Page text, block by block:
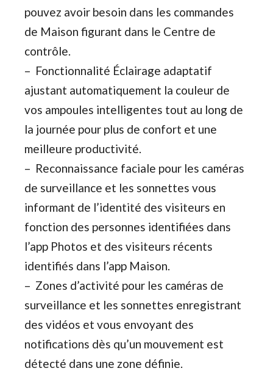
pouvez avoir besoin dans les commandes
de Maison figurant dans le Centre de
contrôle.
– Fonctionnalité Éclairage adaptatif
ajustant automatiquement la couleur de
vos ampoules intelligentes tout au long de
la journée pour plus de confort et une
meilleure productivité.
– Reconnaissance faciale pour les caméras
de surveillance et les sonnettes vous
informant de l’identité des visiteurs en
fonction des personnes identifiées dans
l’app Photos et des visiteurs récents
identifiés dans l’app Maison.
– Zones d’activité pour les caméras de
surveillance et les sonnettes enregistrant
des vidéos et vous envoyant des
notifications dès qu’un mouvement est
détecté dans une zone définie.